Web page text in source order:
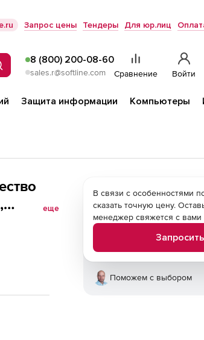
Запрос цены Тендеры Для юр.лиц
8 (800) 200-08-60
sales.r@softline.com Сравнение Войти
Защита информации Компьютеры
3-1 -
еще
В связи с особенностями
сказать точную цену.
менеджер свяжется с вами
Поможем с выбором